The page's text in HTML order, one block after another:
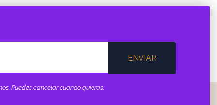
ENVIAR
Puedes cancelar cuando quieras.